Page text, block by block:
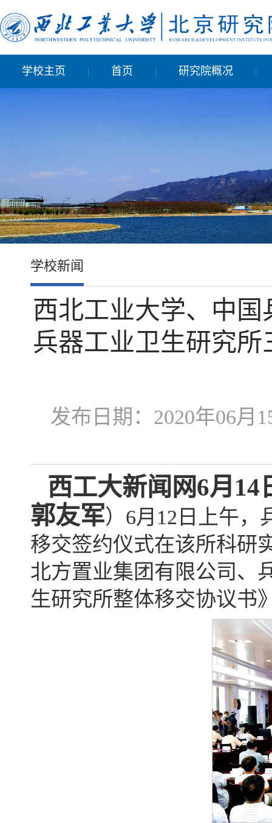
学校主页 | 首页 | 研究院概况 |
学校新闻
西北工业大学、中
兵器工业卫生研究
发布日期：2020年06
西工大新闻网6月14
郭友军）6月12日上午，
移交签约仪式在该所科研
北方置业集团有限公司、
生研究所整体移交协议书